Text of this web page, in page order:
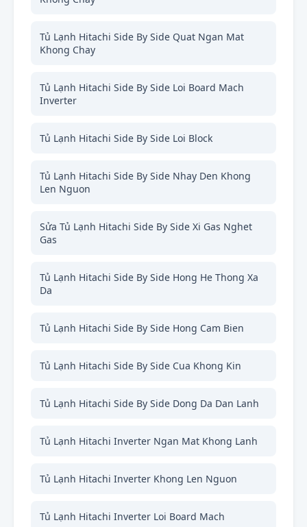
Tủ Lạnh Hitachi Side By Side Quat Ngan Mat
Khong Chay
Tủ Lạnh Hitachi Side By Side Loi Board Mach
Inverter
Tủ Lạnh Hitachi Side By Side Loi Block
Tủ Lạnh Hitachi Side By Side Nhay Den Khong
Len Nguon
Sửa Tủ Lạnh Hitachi Side By Side Xi Gas Nghet
Gas
Tủ Lạnh Hitachi Side By Side Hong He Thong Xa
Da
Tủ Lạnh Hitachi Side By Side Hong Cam Bien
Tủ Lạnh Hitachi Side By Side Cua Khong Kin
Tủ Lạnh Hitachi Side By Side Dong Da Dan Lanh
Tủ Lạnh Hitachi Inverter Ngan Mat Khong Lanh
Tủ Lạnh Hitachi Inverter Khong Len Nguon
Tủ Lạnh Hitachi Inverter Loi Board Mach